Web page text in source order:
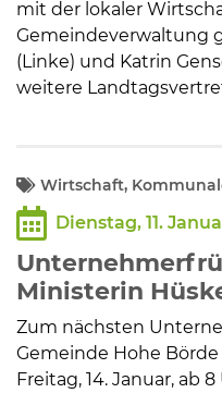
mit der lokaler
Gemeindeverwaltung
(Linke) und Katrin
weitere
Wirtschaft,
Dienstag, 11.
Ministerin
Zum nächsten
Gemeinde Hohe
Freitag, 14. Januar, ab